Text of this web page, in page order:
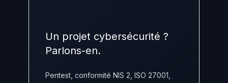
Un projet cybersécurité ?
Parlons-en.
Pentest, conformité NIS 2, ISO 27001,